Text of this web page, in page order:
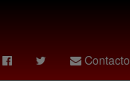
Contacto